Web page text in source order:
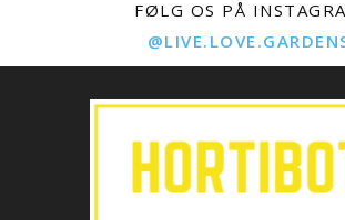
FØLG OS PÅ